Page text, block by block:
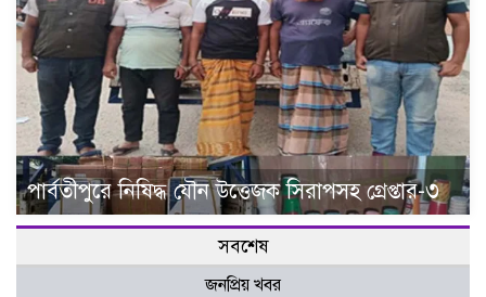
পার্বতীপুরে নিষিদ্ধ যৌন উত্তেজক সিরাপসহ গ্রেপ্তার-৩
সবশেষ
জনপ্রিয় খবর